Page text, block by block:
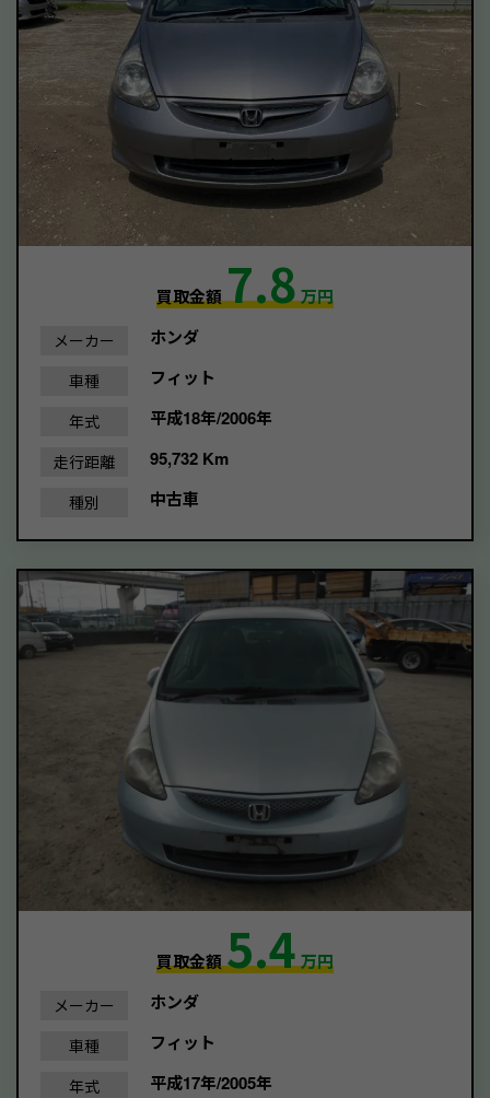
買取金額7.8万円
メーカー ホンダ
車種 フィット
年式 平成18年/2006年
走行距離 95,732 Km
種別 中古車
買取金額5.4万円
メーカー ホンダ
車種 フィット
年式 平成17年/2005年